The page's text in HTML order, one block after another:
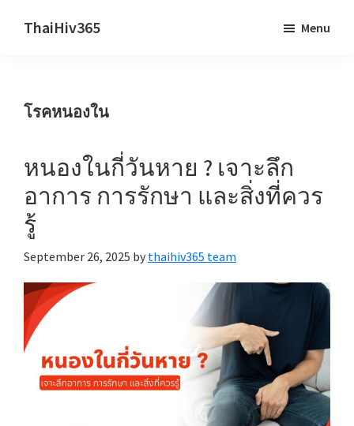
ThaiHiv365
behind.
Menu
โรคหนองใน
หนองในกี่วันหาย ? เจาะลึก
อาการ การรักษา และสิ่งที่ควร
รู้
September 26, 2025 by thaihiv365 team